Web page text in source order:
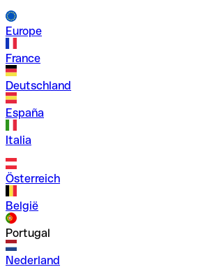
Europe
France
Deutschland
España
Italia
Österreich
België
Portugal
Nederland